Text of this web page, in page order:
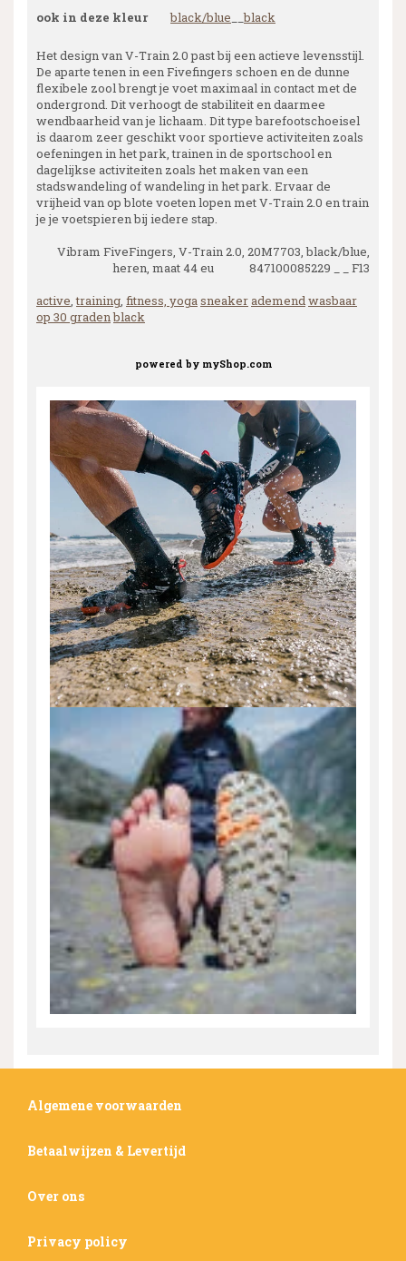
ook in deze kleur
black/blue __black
Het design van V-Train 2.0 past bij een actieve levensstijl.
De aparte tenen in een Fivefingers schoen en de dunne
flexibele zool brengt je voet maximaal in contact met de
ondergrond. Dit verhoogt de stabiliteit en daarmee
wendbaarheid van je lichaam. Dit type barefootschoeisel
is daarom zeer geschikt voor sportieve activiteiten zoals
oefeningen in het park, trainen in de sportschool en
dagelijkse activiteiten zoals het maken van een
stadswandeling of wandeling in het park. Ervaar de
vrijheid van op blote voeten lopen met V-Train 2.0 en train
je je voetspieren bij iedere stap.
Vibram FiveFingers, V-Train 2.0, 20M7703, black/blue,
heren, maat 44 eu 847100085229 _ _ F13
active,training, fitness, yogasneakerademendwasbaar
op 30 gradenblack
powered by myShop.com
Algemene voorwaarden
Betaalwijzen & Levertijd
Over ons
Privacy policy